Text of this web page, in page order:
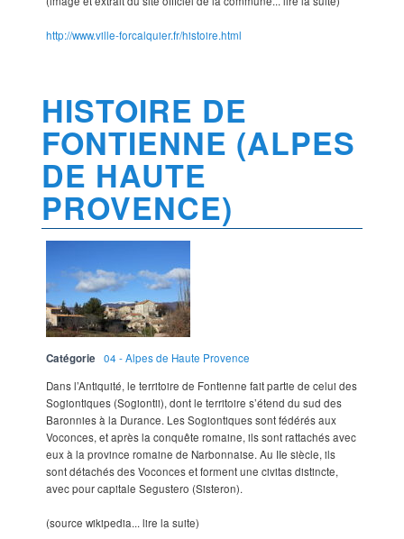
http://www.ville-forcalquier.fr/histoire.html
HISTOIRE DE
FONTIENNE (ALPES
DE HAUTE
PROVENCE)
Catégorie
04 - Alpes de Haute Provence
Dans l’Antiquité, le territoire de Fontienne fait partie de celui des
Sogiontiques (Sogiontii), dont le territoire s’étend du sud des
Baronnies à la Durance. Les Sogiontiques sont fédérés aux
Voconces, et après la conquête romaine, ils sont rattachés avec
eux à la province romaine de Narbonnaise. Au IIe siècle, ils
sont détachés des Voconces et forment une civitas distincte,
avec pour capitale Segustero (Sisteron).
(source wikipedia... lire la suite)